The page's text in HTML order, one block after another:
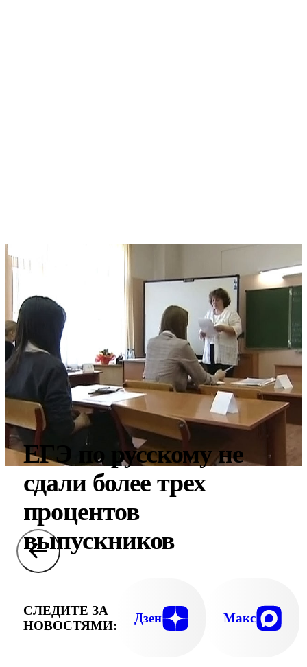
ЕГЭ по русскому не
сдали более трех
процентов
выпускников
СЛЕДИТЕ ЗА
НОВОСТЯМИ:
Дзен Макс